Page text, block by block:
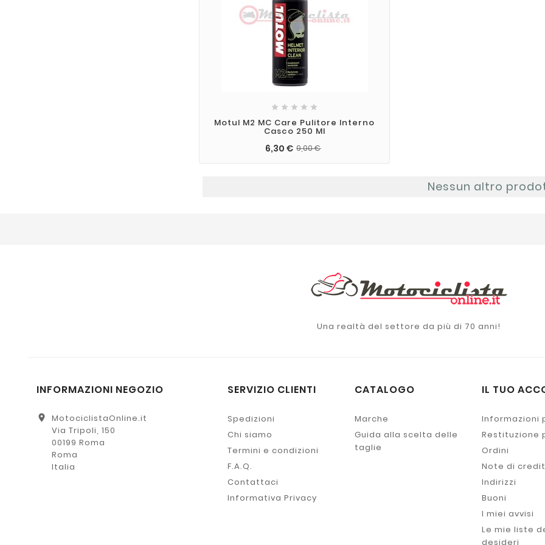
    
Motul M2 MC Care Pulitore Interno
Casco 250 Ml
6,30 € 9,00 €
Nessun altro
Una realtà del settore da più di 70 anni!
INFORMAZIONI NEGOZIO
location_on
MotociclistaOnline.it
Via Tripoli, 150
00199 Roma
Roma
Italia
SERVIZIO CLIENTI
Spedizioni
Chi siamo
Termini e condizioni
F.A.Q.
Contattaci
Informativa Privacy
CATALOGO
Marche
Guida alla scelta delle
taglie
IL TUO
Informazioni
Restituzione
Ordini
Note di
Indirizzi
Buoni
I miei avvisi
Le mie liste
desideri